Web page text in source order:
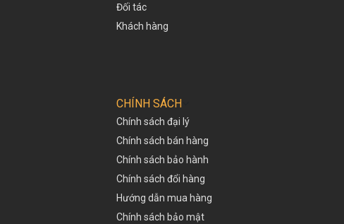
Đối tác
Khách hàng
CHÍNH SÁCH
Chính sách đại lý
Chính sách bán hàng
Chính sách bảo hành
Chính sách đổi hàng
Hướng dẫn mua hàng
Chính sách bảo mật